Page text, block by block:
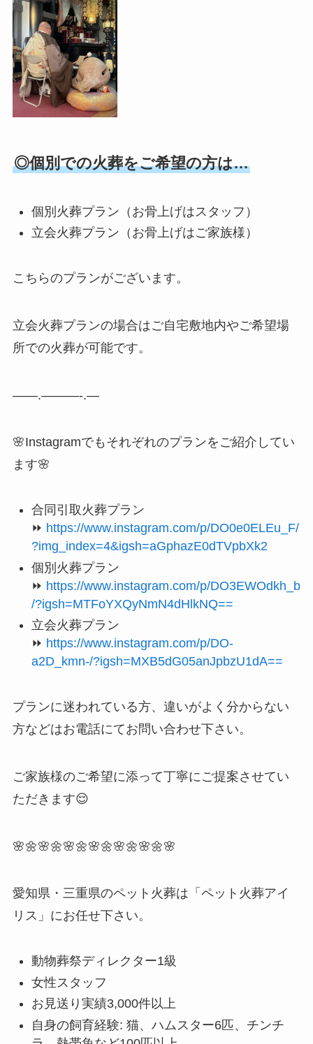
◎個別での火葬をご希望の方は…
個別火葬プラン（お骨上げはスタッフ）
立会火葬プラン（お骨上げはご家族様）
こちらのプランがございます。
立会火葬プランの場合はご自宅敷地内やご希望場
所での火葬が可能です。
——.———-.—
🌸Instagramでもそれぞれのプランをご紹介してい
ます🌸
合同引取火葬プラン
⏩ https://www.instagram.com/p/DO0e0ELEu_F/
?img_index=4&igsh=aGphazE0dTVpbXk2
個別火葬プラン
⏩ https://www.instagram.com/p/DO3EWOdkh_b
/?igsh=MTFoYXQyNmN4dHlkNQ==
立会火葬プラン
⏩ https://www.instagram.com/p/DO-
a2D_kmn-/?igsh=MXB5dG05anJpbzU1dA==
プランに迷われている方、違いがよく分からない
方などはお電話にてお問い合わせ下さい。
ご家族様のご希望に添って丁寧にご提案させてい
ただきます😌
🌸🌼🌸🌼🌸🌼🌸🌼🌸🌼🌸🌼🌸
愛知県・三重県のペット火葬は「ペット火葬アイ
リス」にお任せ下さい。
動物葬祭ディレクター1級
女性スタッフ
お見送り実績3,000件以上
自身の飼育経験: 猫、ハムスター6匹、チンチ